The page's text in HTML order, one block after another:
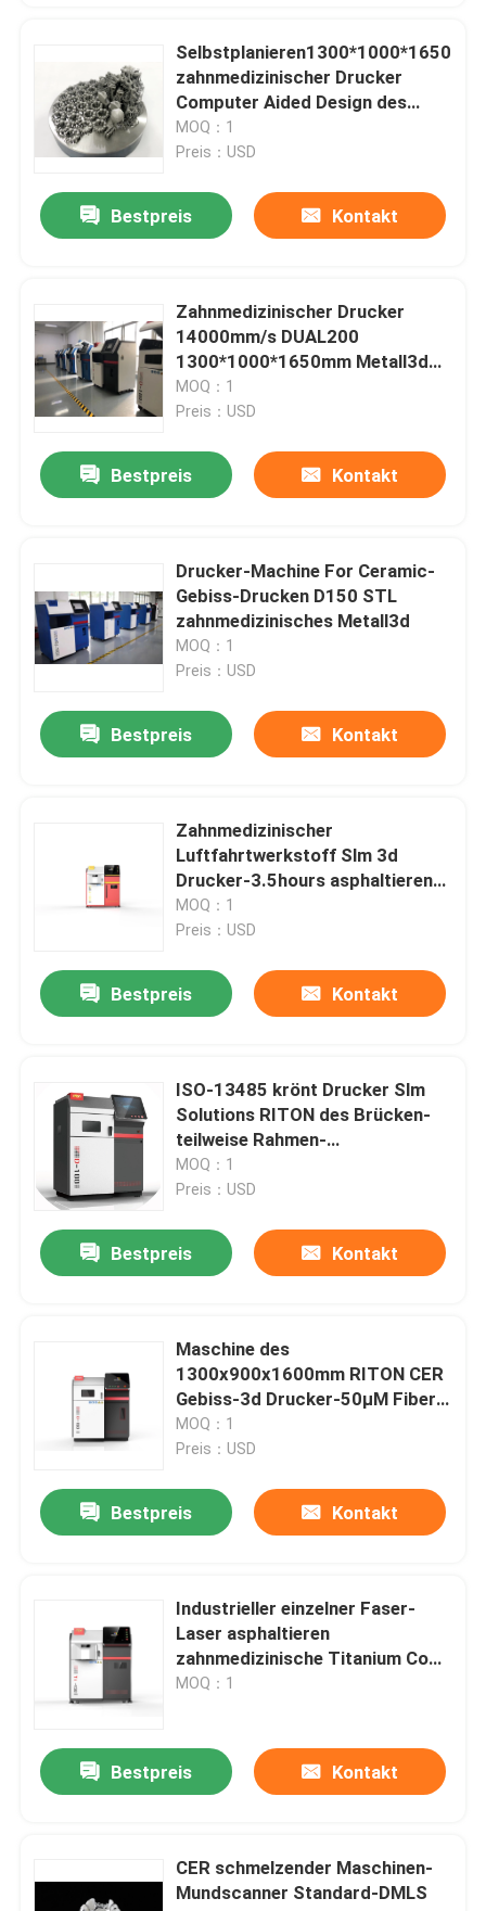
Produkte
Fabrik Tour
Kontakt
Nachrichten
Alle Fälle
Drucker Laser-Metall3d
Zahnmedizinischer Drucker des Metall3d
Lichtempfindliches Harz
3D Drucker Metal Powder
Medizinischer Drucker 3D
Selbstplanieren1300*1000*1650
zahnmedizinischer Drucker
Computer Aided Design des
Metall3d für Zahnarzt TITAN
MOQ：1
Preis：USD
Bestpreis Kontakt
Zahnmedizinischer Drucker
14000mm/s DUAL200
1300*1000*1650mm Metall3d
für zahnmedizinische Industrie
MOQ：1
Preis：USD
Bestpreis Kontakt
Drucker-Machine For Ceramic-
Gebiss-Drucken D150 STL
zahnmedizinisches Metall3d
MOQ：1
Preis：USD
Bestpreis Kontakt
Zahnmedizinischer
Luftfahrtwerkstoff Slm 3d
Drucker-3.5hours asphaltieren
Drucker RITON X 3d
MOQ：1
Preis：USD
Bestpreis Kontakt
ISO-13485 krönt Drucker Slm
Solutions RITON des Brücken-
teilweise Rahmen-
zahnmedizinischen Metall3d
MOQ：1
Preis：USD
Bestpreis Kontakt
Maschine des
1300x900x1600mm RITON CER
Gebiss-3d Drucker-50μM Fiber
Laser Printing
MOQ：1
Preis：USD
Bestpreis Kontakt
Industrieller einzelner Faser-
Laser asphaltieren
zahnmedizinische Titanium Cocr
Lazer-Druckmaschine des
MOQ：1
Bestpreis Kontakt
CER schmelzender Maschinen-
Mundscanner Standard-DMLS